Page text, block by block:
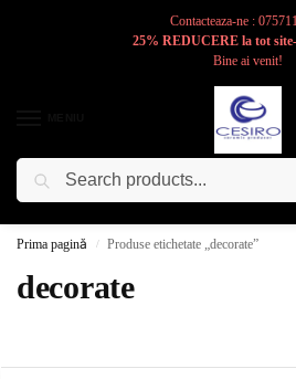
Contacteaza-ne :
25% REDUCERE la tot
Bine ai venit!
Cesiro
Prima pagină / Produse etichetate „decorate”
decorate